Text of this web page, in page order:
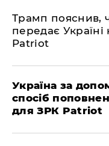
Трамп пояснив,
передає
Patriot
Україна за
спосіб
для ЗРК Patriot